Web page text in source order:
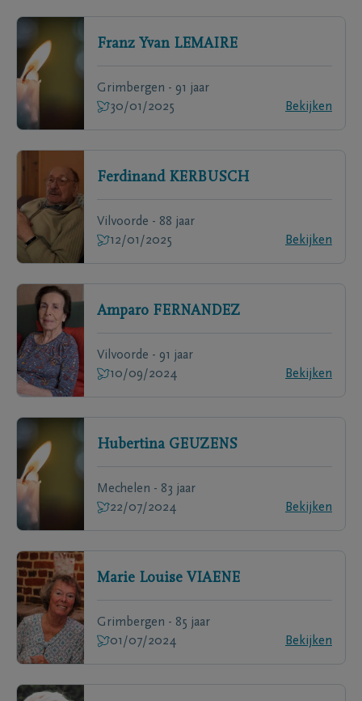
Franz Yvan LEMAIRE
Grimbergen - 91 jaar
30/01/2025
Bekijken
Ferdinand KERBUSCH
Vilvoorde - 88 jaar
12/01/2025
Bekijken
Amparo FERNANDEZ
Vilvoorde - 91 jaar
10/09/2024
Bekijken
Hubertina GEUZENS
Mechelen - 83 jaar
22/07/2024
Bekijken
Marie Louise VIAENE
Grimbergen - 85 jaar
01/07/2024
Bekijken